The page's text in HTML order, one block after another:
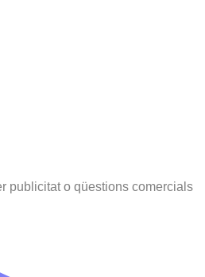
publicitat o qüestions comercials